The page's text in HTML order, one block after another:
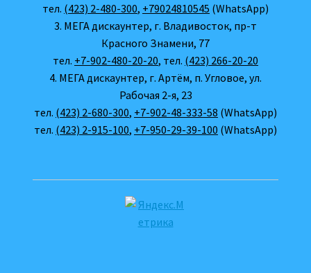
тел. (423) 2-480-300, +79024810545 (WhatsApp)
3. МЕГА дискаунтер, г. Владивосток, пр-т
Красного Знамени, 77
тел. +7-902-480-20-20, тел. (423) 266-20-20
4. МЕГА дискаунтер, г. Артём, п. Угловое, ул.
Рабочая 2-я, 23
тел. (423) 2-680-300, +7-902-48-333-58 (WhatsApp)
тел. (423) 2-915-100, +7-950-29-39-100 (WhatsApp)